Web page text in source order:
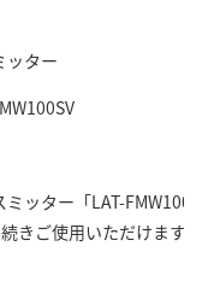
ター
ッター「LAT-FMW100
きご使用いただけます